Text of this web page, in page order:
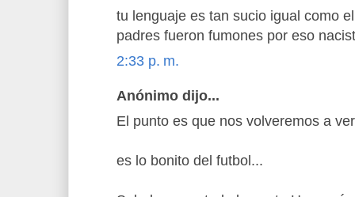
tu lenguaje es tan sucio igual como
padres fueron fumones por eso
2:33 p. m.
Anónimo dijo...
El punto es que nos volveremos a
es lo bonito del futbol...